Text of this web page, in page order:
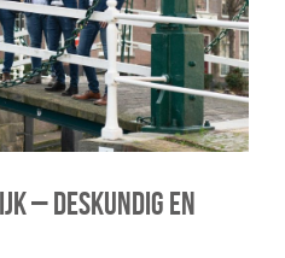
– Deskundig en